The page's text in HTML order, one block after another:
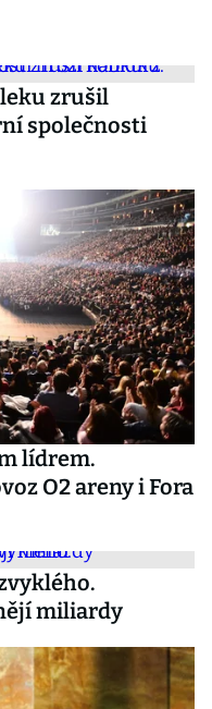
zrušil
společnosti
lídrem.
O2 areny i Fora
miliardy